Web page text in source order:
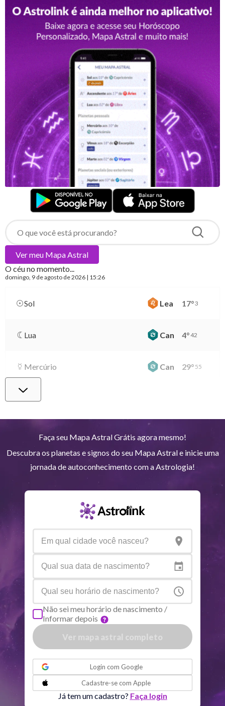
Ver meu Mapa Astral
O céu no momento...
domingo , 9 de agosto de 2026 | 15:26
Sol Lea 17°3
Lua Can 4°42
Mercúrio Can 29° 55
Vênus
Saturno Ari 14°35
Netuno Ari 4°7
Plutão Aqu 3
Quiron
Lilith Sag 25
Nodo norte
Faça seu Mapa Astral Grátis agora mesmo!
Descubra os planetas e signos do seu Mapa Astral e inicie uma
jornada de autoconhecimento com a Astrologia!
Não sei meu horário de nascimento /
Informar depois
Login com Google
Cadastre-se com Apple
Já tem um cadastro? Faça login